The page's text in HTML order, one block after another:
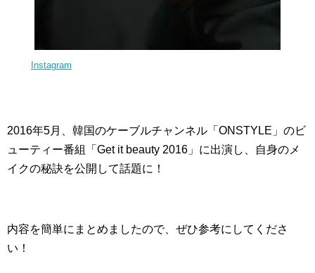
Instagram
2016年5月、韓国のケーブルチャンネル「ONSTYLE」のビ
ューティー番組「Get it beauty 2016」に出演し、自身のメ
イクの秘訣を公開して話題に！
内容を簡単にまとめましたので、ぜひ参考にしてくださ
い！